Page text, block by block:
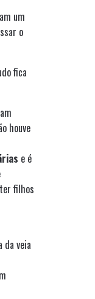
um
o
fica
houve
e é
filhos
da veia